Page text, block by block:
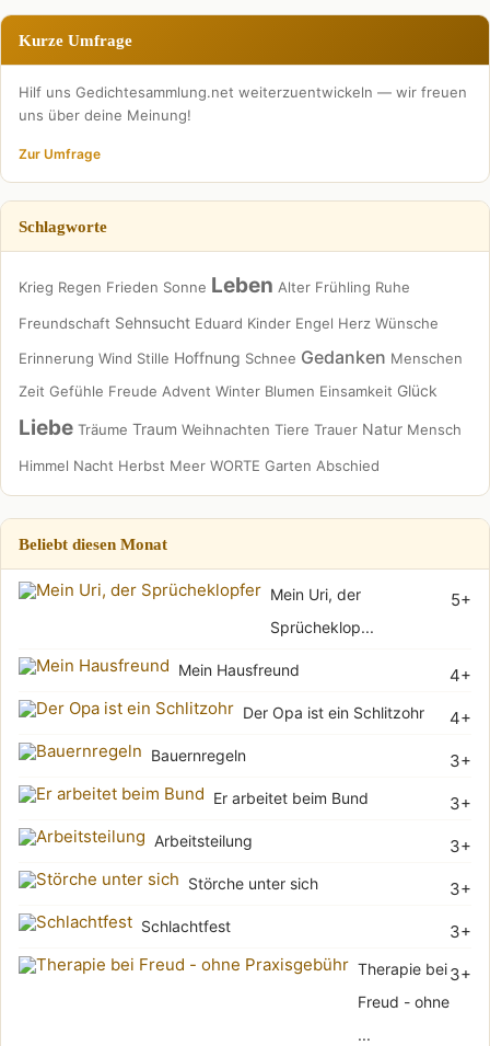
Kurze Umfrage
Hilf uns Gedichtesammlung.net weiterzuentwickeln — wir freuen
uns über deine Meinung!
Zur Umfrage
Schlagworte
Krieg Regen Frieden Sonne Leben Alter Frühling Ruhe
Freundschaft Sehnsucht Eduard Kinder Engel Herz Wünsche
Erinnerung Wind Stille Hoffnung Schnee Gedanken Menschen
Zeit Gefühle Freude Advent Winter Blumen Einsamkeit Glück
Liebe Träume Traum Weihnachten Tiere Trauer Natur Mensch
Himmel Nacht Herbst Meer WORTE Garten Abschied
Beliebt diesen Monat
5+
Mein Uri, der
Sprücheklop...
4+
Mein Hausfreund
4+
Der Opa ist ein Schlitzohr
3+
Bauernregeln
3+
Er arbeitet beim Bund
3+
Arbeitsteilung
3+
Störche unter sich
3+
Schlachtfest
3+
Therapie bei
Freud - ohne
...